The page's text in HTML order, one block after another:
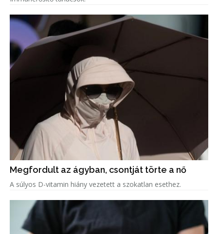
Megfordult az ágyban, csontját törte a nő
A súlyos D-vitamin hiány vezetett a szokatlan esethez.